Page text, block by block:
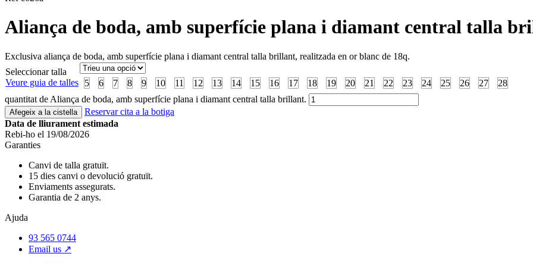
Aliança de boda, amb superfície plana i diamant central talla
Exclusiva aliança de boda, amb superfície plana i diamant central talla brillant, realitzada en or blanc de 18q.
Seleccionar talla
Veure guia de talles
5 6 7 8 9 10 11 12 13 14 15 16 17 18 19 20 21 22 23 24 25 26 27
28
quantitat de Aliança de boda, amb superfície plana i diamant central talla brillant.
Afegeix a la cistella
Reservar cita a la botiga
Data de lliurament estimada
Rebi-ho el 19/08/2026
Garanties
Canvi de talla gratuït.
15 dies canvi o devolució gratuït.
Enviaments assegurats.
Garantia de 2 anys.
Ajuda
93 565 0744
Email us ↗︎